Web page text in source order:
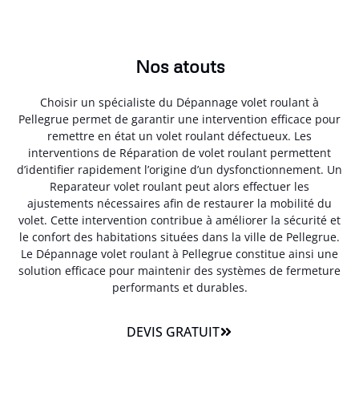
Nos atouts
Choisir un spécialiste du Dépannage volet roulant à
Pellegrue permet de garantir une intervention efficace pour
remettre en état un volet roulant défectueux. Les
interventions de Réparation de volet roulant permettent
d’identifier rapidement l’origine d’un dysfonctionnement. Un
Reparateur volet roulant peut alors effectuer les
ajustements nécessaires afin de restaurer la mobilité du
volet. Cette intervention contribue à améliorer la sécurité et
le confort des habitations situées dans la ville de Pellegrue.
Le Dépannage volet roulant à Pellegrue constitue ainsi une
solution efficace pour maintenir des systèmes de fermeture
performants et durables.
DEVIS GRATUIT